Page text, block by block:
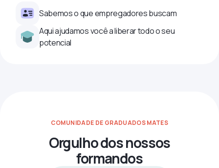
Sabemos o que empregadores buscam
Aqui ajudamos você a liberar todo o seu
potencial
COMUNIDADE DE GRADUADOS MATES
Orgulho dos nossos
formandos